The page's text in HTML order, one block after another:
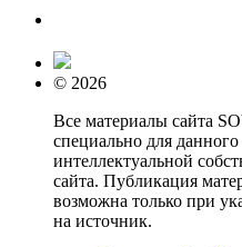
© 2026
Все материалы сайта
специально для
интеллектуальной
сайта. Публикация
возможна только при
на источник.